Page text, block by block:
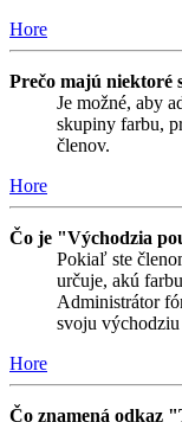
Hore
Prečo majú niektoré
Je možné, aby
skupiny farbu,
členov.
Hore
Čo je "Východzia
Pokiaľ ste
určuje, akú
Administrátor
svoju
Hore
Čo znamená odkaz